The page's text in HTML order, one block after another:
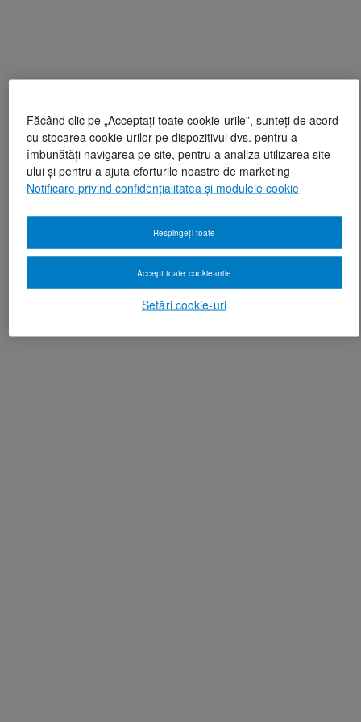
Făcând clic pe „Acceptați toate cookie-urile”, sunteți de acord
cu stocarea cookie-urilor pe dispozitivul dvs. pentru a
îmbunătăți navigarea pe site, pentru a analiza utilizarea site-
ului și pentru a ajuta eforturile noastre de marketing
Notificare privind confidențialitatea și modulele cookie
Setări cookie-uri
Respingeți toate
Accept toate cookie-urile